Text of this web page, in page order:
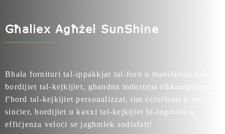
Għaliex Agħżel SunShine
Bħala fornituri tal-ippakkjar tal-forn u manifatturi tal-
bordijiet tal-kejkijiet, għandna industrija rikka esperjenza
f'bord tal-kejkijiet personalizzat, tim eċċellenti u servizz
sinċier, bordijiet u kaxxi tal-kejkijiet bl-ingrossa u
effiċjenza veloċi se jagħmlek sodisfatt!